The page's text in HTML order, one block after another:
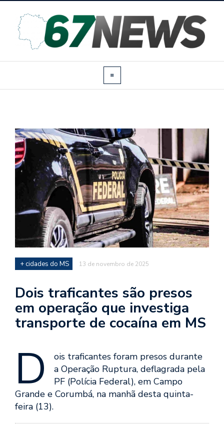
+ cidades do MS 13 de novembro de 2025
Dois traficantes são presos
em operação que investiga
transporte de cocaína em MS
D
ois traficantes foram presos durante
a Operação Ruptura, deflagrada pela
PF (Polícia Federal), em Campo
Grande e Corumbá, na manhã desta quinta-
feira (13).